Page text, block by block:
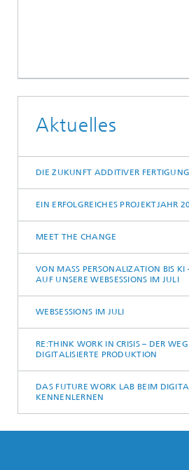
Aktuelles
DIE ZUKUNFT ADDITIVER FERTIGUNG
EIN ERFOLGREICHES PROJEKTJAHR
MEET THE CHANGE
VON MASS PERSONALIZATION BIS KI
AUF UNSERE WEBSESSIONS IM JULI
WEBSESSIONS IM JULI
RE:THINK WORK IN CRISIS – DER
DIGITALISIERTE PRODUKTION
DAS FUTURE WORK LAB BEIM
KENNENLERNEN